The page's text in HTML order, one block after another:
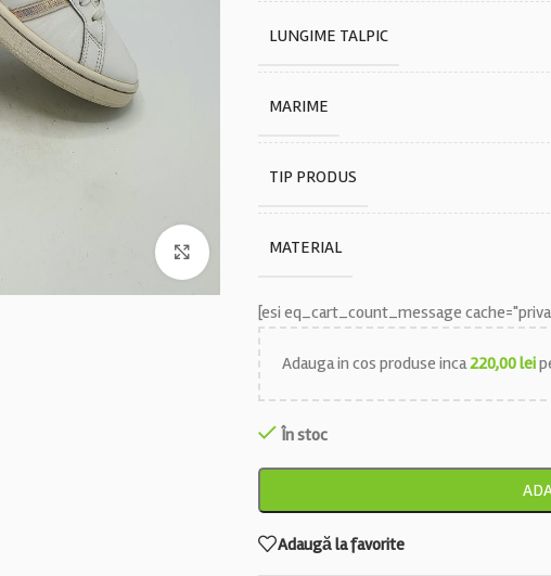
Faceți click pentru a mări
LUNGIME TALPIC
MARIME
TIP PRODUS
MATERIAL
[esi eq_cart_count_message
Adauga in cos produse inca220,00lei
În stoc
Adaugă la favorite